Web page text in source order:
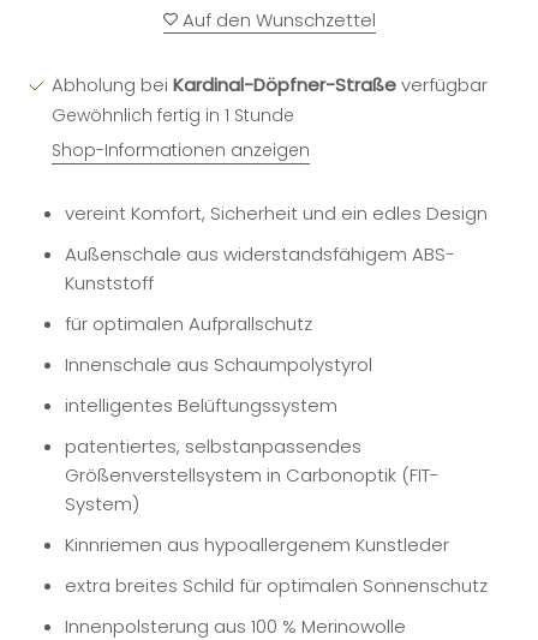
Auf den Wunschzettel
Abholung bei Kardinal-Döpfner-Straßeverfügbar
Gewöhnlich fertig in 1 Stunde
Shop-Informationen anzeigen
vereint Komfort, Sicherheit und ein edles Design
Außenschale aus widerstandsfähigem ABS-
Kunststoff
für optimalen Aufprallschutz
Innenschale aus Schaumpolystyrol
intelligentes Belüftungssystem
patentiertes, selbstanpassendes
Größenverstellsystem in Carbonoptik (FIT-
System)
Kinnriemen aus hypoallergenem Kunstleder
extra breites Schild für optimalen Sonnenschutz
Innenpolsterung aus 100 % Merinowolle